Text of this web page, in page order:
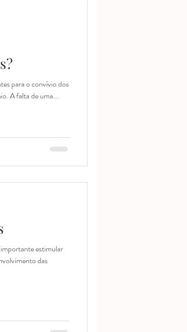
para o convívio dos
A falta de uma...
estimular
das